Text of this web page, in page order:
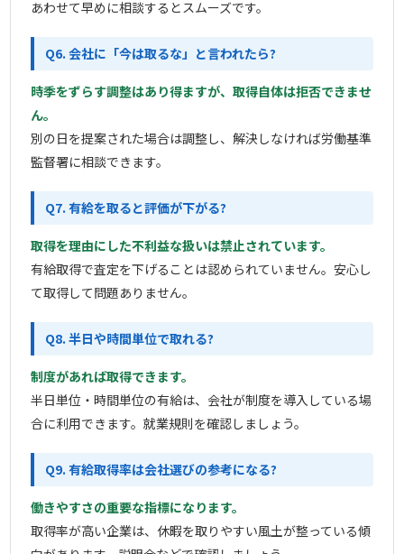
あわせて早めに相談するとスムーズです。
Q6. 会社に「今は取るな」と言われたら?
時季をずらす調整はあり得ますが、取得自体は拒否できませ
ん。
別の日を提案された場合は調整し、解決しなければ労働基準
監督署に相談できます。
Q7. 有給を取ると評価が下がる?
取得を理由にした不利益な扱いは禁止されています。
有給取得で査定を下げることは認められていません。安心し
て取得して問題ありません。
Q8. 半日や時間単位で取れる?
制度があれば取得できます。
半日単位・時間単位の有給は、会社が制度を導入している場
合に利用できます。就業規則を確認しましょう。
Q9. 有給取得率は会社選びの参考になる?
働きやすさの重要な指標になります。
取得率が高い企業は、休暇を取りやすい風土が整っている傾